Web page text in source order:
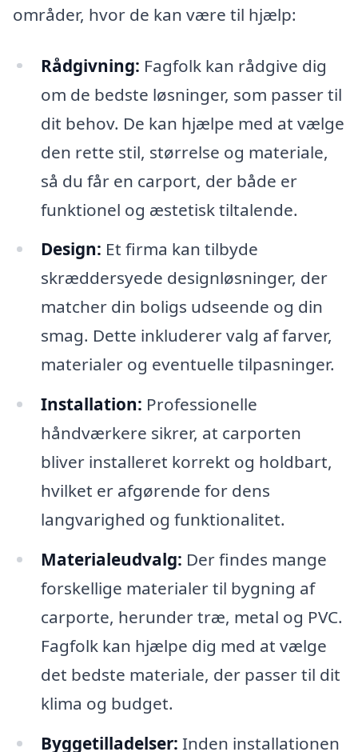
områder, hvor de kan være til hjælp:
Rådgivning: Fagfolk kan rådgive dig
om de bedste løsninger, som passer til
dit behov. De kan hjælpe med at vælge
den rette stil, størrelse og materiale,
så du får en carport, der både er
funktionel og æstetisk tiltalende.
Design: Et firma kan tilbyde
skræddersyede designløsninger, der
matcher din boligs udseende og din
smag. Dette inkluderer valg af farver,
materialer og eventuelle tilpasninger.
Installation: Professionelle
håndværkere sikrer, at carporten
bliver installeret korrekt og holdbart,
hvilket er afgørende for dens
langvarighed og funktionalitet.
Materialeudvalg: Der findes mange
forskellige materialer til bygning af
carporte, herunder træ, metal og PVC.
Fagfolk kan hjælpe dig med at vælge
det bedste materiale, der passer til dit
klima og budget.
Byggetilladelser: Inden installationen